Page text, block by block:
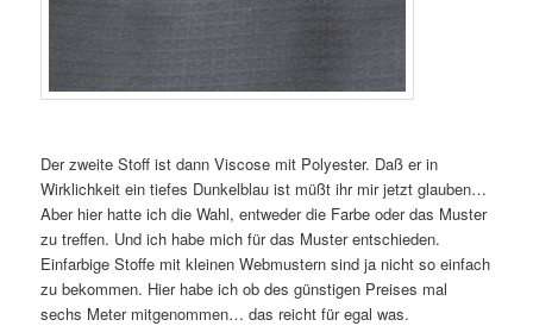
Der zweite Stoff ist dann Viscose mit Polyester. Daß er in
Wirklichkeit ein tiefes Dunkelblau ist müßt ihr mir jetzt glauben…
Aber hier hatte ich die Wahl, entweder die Farbe oder das Muster
zu treffen. Und ich habe mich für das Muster entschieden.
Einfarbige Stoffe mit kleinen Webmustern sind ja nicht so einfach
zu bekommen. Hier habe ich ob des günstigen Preises mal
sechs Meter mitgenommen… das reicht für egal was.